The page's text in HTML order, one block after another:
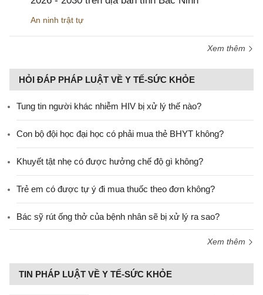
An ninh trật tự
Xem thêm
HỎI ĐÁP PHÁP LUẬT VỀ Y TẾ-SỨC KHỎE
Tung tin người khác nhiễm HIV bị xử lý thế nào?
Con bộ đội học đại học có phải mua thẻ BHYT không?
Khuyết tật nhẹ có được hưởng chế độ gì không?
Trẻ em có được tự ý đi mua thuốc theo đơn không?
Bác sỹ rút ống thở của bệnh nhân sẽ bị xử lý ra sao?
Xem thêm
TIN PHÁP LUẬT VỀ Y TẾ-SỨC KHỎE